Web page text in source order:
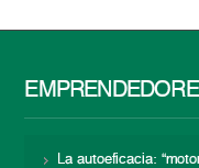
La autoeficacia: